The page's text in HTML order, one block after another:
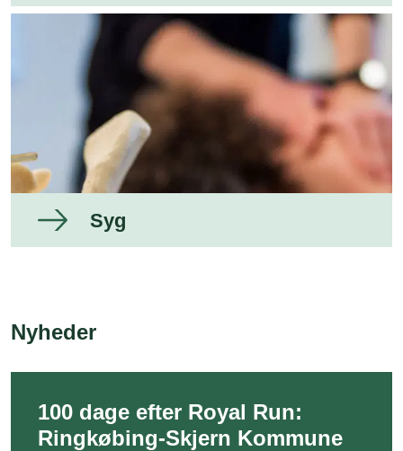
Syg
Nyheder
100 dage efter Royal Run:
Ringkøbing-Skjern Kommune